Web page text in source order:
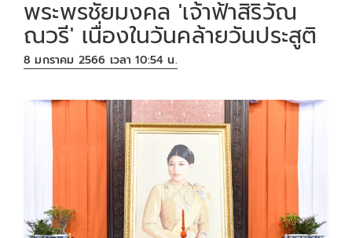
พระพรชัยมงคล 'เจ้าฟ้าสิริวัณ
ณวรี' เนื่องในวันคล้ายวันประสูติ
8 มกราคม 2566 เวลา 10:54 น.